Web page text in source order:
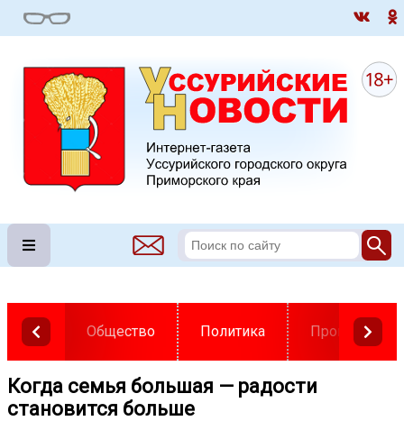
Общество Политика
Когда семья большая — радости
становится больше